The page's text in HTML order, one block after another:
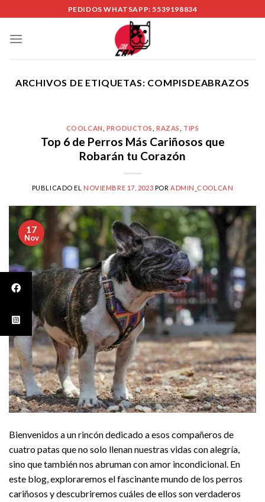
to
content
PEDIDOS WHATSAPP: 5539198834
ARCHIVOS DE ETIQUETAS: COMPISDEABRAZOS
COOLCAN PRODUCTOS ,RAZAS TIPS
Top 6 de Perros Más Cariñosos que
Robarán tu Corazón
PUBLICADO EL NOVIEMBRE 17, 2023 POR ADMIN_COOLCAN
17
Nov
Bienvenidos a un rincón dedicado a esos compañeros de
cuatro patas que no solo llenan nuestras vidas con alegría,
sino que también nos abruman con amor incondicional. En
este blog, exploraremos el fascinante mundo de los perros
cariñosos y descubriremos cuáles de ellos son verdaderos